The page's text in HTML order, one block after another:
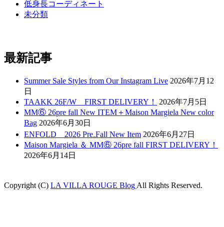
低身長コーディネート
未分類
最新記事
Summer Sale Styles from Our Instagram Live 2026年7月12
日
TAAKK 26F/W FIRST DELIVERY！
2026年7月5日
MM⑥ 26pre fall New ITEM＋Maison Margiela New color
Bag 2026年6月30日
ENFOLD 2026 Pre₋Fall New Item 2026年6月27日
Maison Margiela ＆ MM⑥ 26pre fall FIRST DELIVERY！
2026年6月14日
Copyright (C) LA VILLA ROUGE Blog All Rights Reserved.